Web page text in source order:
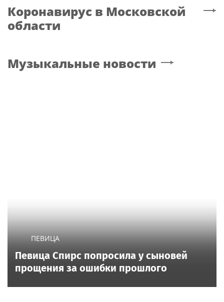
Коронавирус в Московской
области
Музыкальные новости
ПЕВИЦА
Певица Спирс попросила у сыновей
прощения за ошибки прошлого